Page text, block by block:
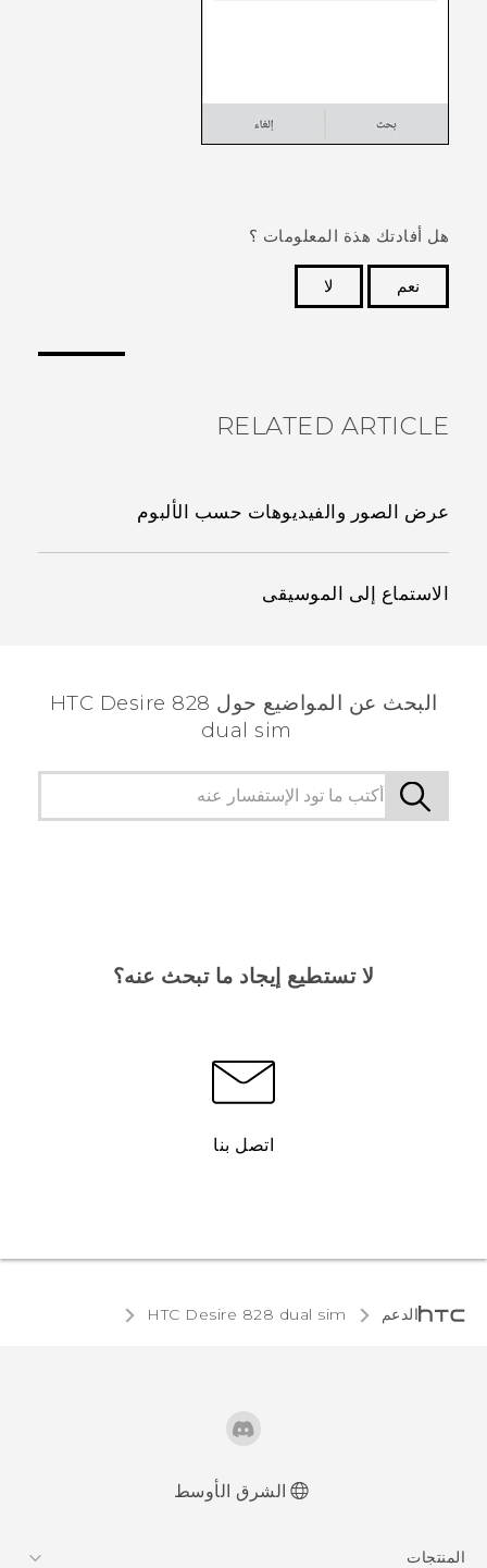
هل أفادتك هذة المعلومات ؟
نعم
لا
RELATED ARTICLE
عرض الصور والفيديوهات حسب الألبوم
الاستماع إلى الموسيقى
البحث عن المواضيع حول HTC Desire 828
dual sim
لا تستطيع إيجاد ما تبحث عنه؟
اتصل بنا
الدعم HTC Desire 828 dual sim‎
العربية - دلیل السلامة والمعلومات التنظیمیة
الشرق الأوسط
المنتجات